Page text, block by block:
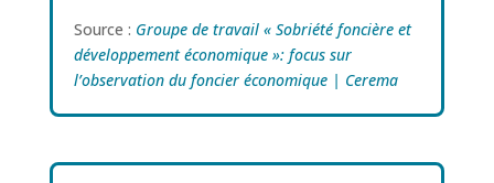
Source : Groupe de travail « Sobriété foncière et
développement économique »: focus sur
l’observation du foncier économique | Cerema